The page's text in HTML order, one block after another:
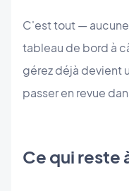
C'est tout —
tableau de bord à
gérez déjà devient
passer en revue
Ce qui reste